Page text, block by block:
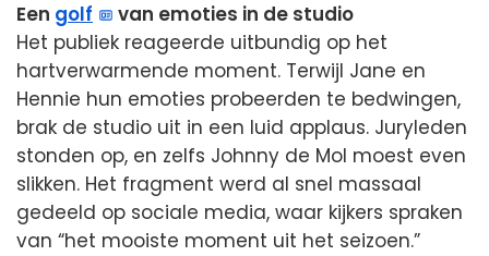
Een golf
van emoties in de studio
Het publiek reageerde uitbundig op het
hartverwarmende moment. Terwijl Jane en
Hennie hun emoties probeerden te bedwingen,
brak de studio uit in een luid applaus. Juryleden
stonden op, en zelfs Johnny de Mol moest even
slikken. Het fragment werd al snel massaal
gedeeld op sociale media, waar kijkers spraken
van “het mooiste moment uit het seizoen.”